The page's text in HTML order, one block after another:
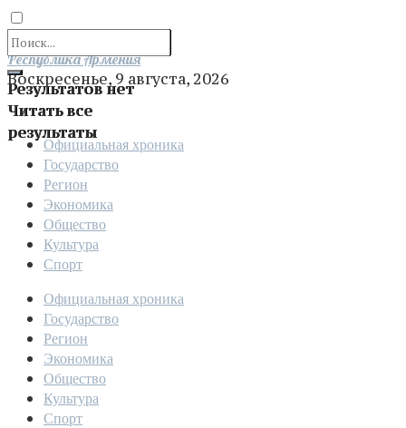
Результатов нет
Читать все
результаты
Отправить
Республика Армения
Воскресенье, 9 августа, 2026
Официальная хроника
Государство
Регион
Экономика
Общество
Культура
Спорт
Официальная хроника
Государство
Регион
Экономика
Общество
Культура
Спорт